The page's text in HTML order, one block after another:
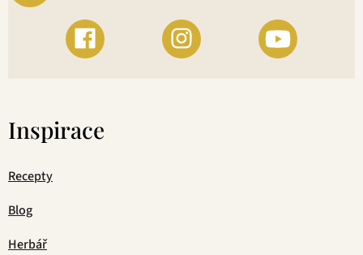
Inspirace
Recepty
Blog
Herbář